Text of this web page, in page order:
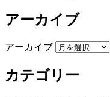
アーカイブ
アーカイブ
カテゴリー